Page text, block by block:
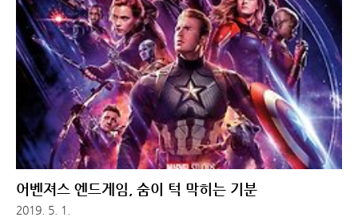
우들의 만남이 드라마는 홍자매 (홍정은, 홍미란) 작가님이 집필을
맡았습니다. 환혼 이나 호텔 델루나 등에서 보여준 특유의 판타지
적 감성과 로코의 결합이 이번에는 '언어'와 '통역'이라는 소재를
만나 더욱 세련되게 변모했습니다. 연출은 붉은 단심 을..
어벤져스 엔드게임, 숨이 턱 막히는 기분
2019. 5. 1.